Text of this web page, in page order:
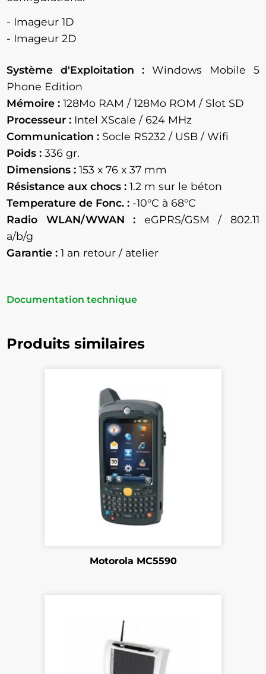
- Imageur 1D
- Imageur 2D
Système d'Exploitation : Windows Mobile 5
Phone Edition
Mémoire : 128Mo RAM / 128Mo ROM / Slot SD
Processeur : Intel XScale / 624 MHz
Communication : Socle RS232 / USB / Wifi
Poids : 336 gr.
Dimensions : 153 x 76 x 37 mm
Résistance aux chocs : 1.2 m sur le béton
Temperature de Fonc. : -10°C à 68°C
Radio WLAN/WWAN : eGPRS/GSM / 802.11
a/b/g
Garantie : 1 an retour / atelier
Documentation technique
Produits similaires
Motorola MC5590